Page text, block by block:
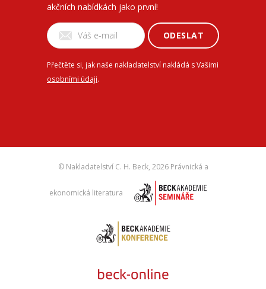
akčních nabídkách jako první!
ODESLAT
Přečtěte si, jak naše nakladatelství nakládá s Vašimi
osobními údaji.
© Nakladatelství C. H. Beck, 2026 Právnická a
ekonomická literatura